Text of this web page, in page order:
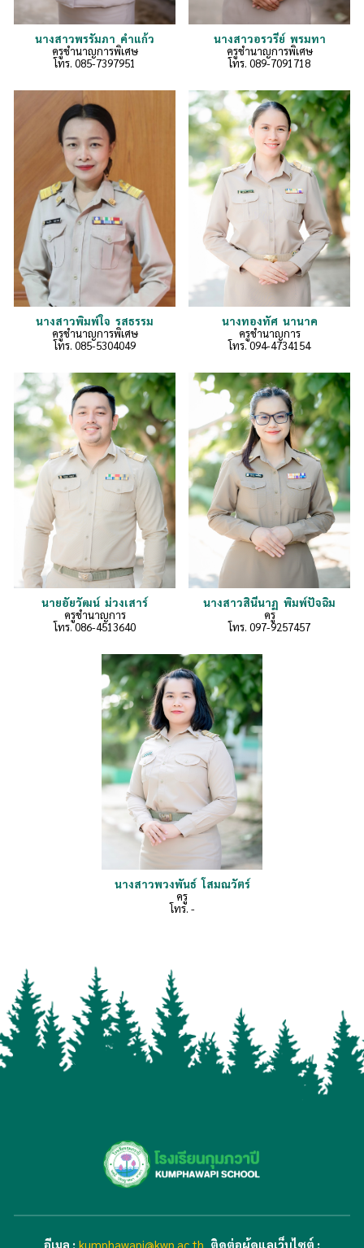
นางสาวพรรัมภา คำแก้ว
ครูชำนาญการพิเศษ
โทร. 085-7397951
นางสาวอรวรีย์ พรมทา
ครูชำนาญการพิเศษ
โทร. 089-7091718
นางสาวพิมพ์ใจ รสธรรม
ครูชำนาญการพิเศษ
โทร. 085-5304049
นางทองทัศ นานาค
ครูชำนาญการ
โทร. 094-4734154
นายอัยวัฒน์ ม่วงเสาร์
ครูชำนาญการ
โทร.086-4513640
นางสาวสินีนาฏ พิมพ์ปัจฉิม
ครู
โทร. 097-9257457
นางสาวพวงพันธ์ โสมณวัตร์
ครู
โทร. -
อีเมล : kumphawapi@kwp.ac.th ติดต่อผู้ดูแลเว็บไซต์ :